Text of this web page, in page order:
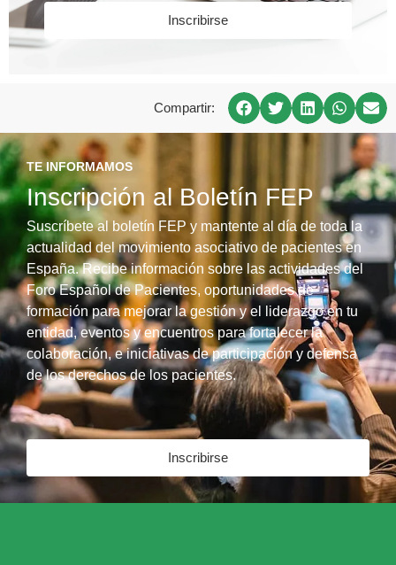
Inscribirse
Compartir:
TE INFORMAMOS
Inscripción al Boletín FEP
Suscríbete al boletín FEP y mantente al día de toda la
actualidad del movimiento asociativo de pacientes en
España. Recibe información sobre las actividades del
Foro Español de Pacientes, oportunidades de
formación para mejorar la gestión y el liderazgo en tu
entidad, eventos y encuentros para fortalecer la
colaboración, e iniciativas de participación y defensa
de los derechos de los pacientes.
Inscribirse